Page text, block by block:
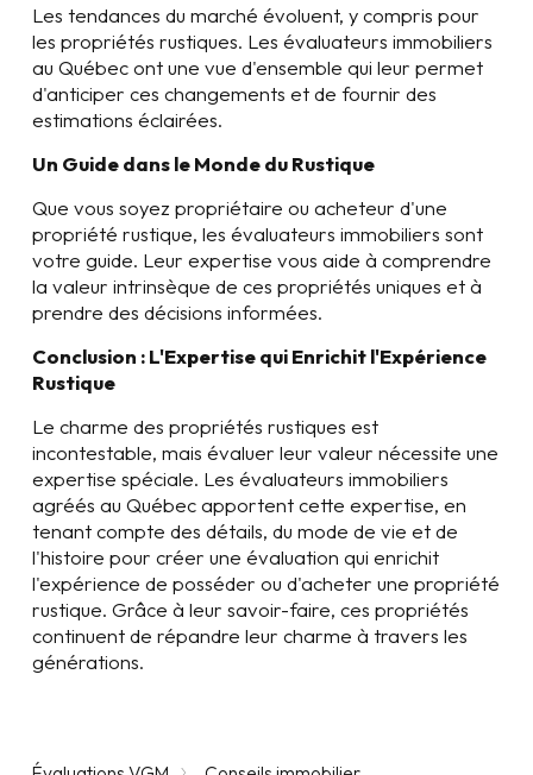
Les tendances du marché évoluent, y compris pour
les propriétés rustiques. Les évaluateurs immobiliers
au Québec ont une vue d'ensemble qui leur permet
d'anticiper ces changements et de fournir des
estimations éclairées.
Un Guide dans le Monde du Rustique
Que vous soyez propriétaire ou acheteur d'une
propriété rustique, les évaluateurs immobiliers sont
votre guide. Leur expertise vous aide à comprendre
la valeur intrinsèque de ces propriétés uniques et à
prendre des décisions informées.
Conclusion : L'Expertise qui Enrichit l'Expérience
Rustique
Le charme des propriétés rustiques est
incontestable, mais évaluer leur valeur nécessite une
expertise spéciale. Les évaluateurs immobiliers
agréés au Québec apportent cette expertise, en
tenant compte des détails, du mode de vie et de
l'histoire pour créer une évaluation qui enrichit
l'expérience de posséder ou d'acheter une propriété
rustique. Grâce à leur savoir-faire, ces propriétés
continuent de répandre leur charme à travers les
générations.